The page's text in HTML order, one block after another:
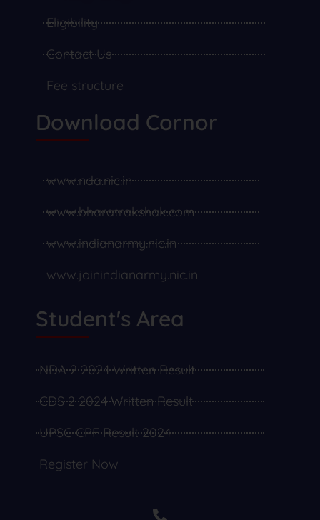
Eligibility
Contact Us
Fee structure
Download Cornor
www.nda.nic.in
www.bharatrakshak.com
www.indianarmy.nic.in
www.joinindianarmy.nic.in
Student's Area
NDA 2 2024 Written Result
CDS 2 2024 Written Result
UPSC CPF Result 2024
Register Now